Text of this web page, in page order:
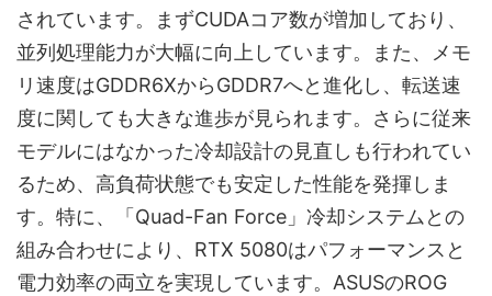
されています。まずCUDAコア数が増加しており、
並列処理能力が大幅に向上しています。また、メモ
リ速度はGDDR6XからGDDR7へと進化し、転送速
度に関しても大きな進歩が見られます。さらに従来
モデルにはなかった冷却設計の見直しも行われてい
るため、高負荷状態でも安定した性能を発揮しま
す。特に、「Quad-Fan Force」冷却システムとの
組み合わせにより、RTX 5080はパフォーマンスと
電力効率の両立を実現しています。ASUSのROG